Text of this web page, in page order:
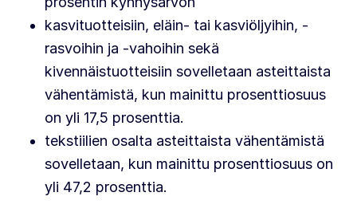
kasvituotteisiin, eläin- tai kasviöljyihin, -
rasvoihin ja -vahoihin sekä
kivennäistuotteisiin sovelletaan asteittaista
vähentämistä, kun mainittu prosenttiosuus
on yli 17,5 prosenttia.
tekstiilien osalta asteittaista vähentämistä
sovelletaan, kun mainittu prosenttiosuus on
yli 47,2 prosenttia.